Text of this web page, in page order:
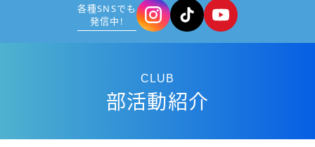
各種SNSでも
発信中!
CLUB
部活動紹介